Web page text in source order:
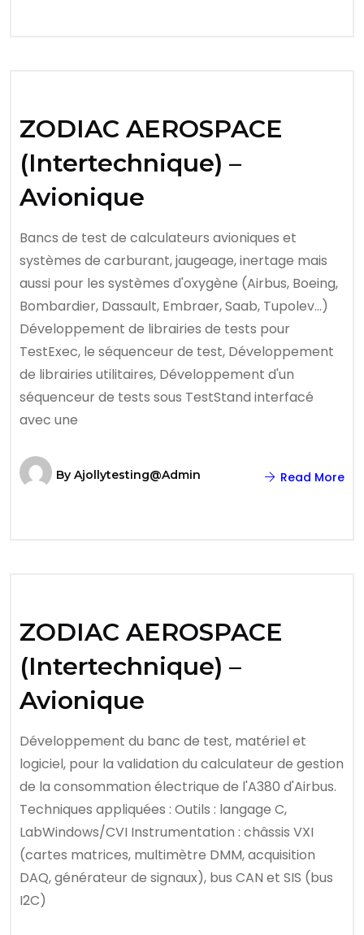
ZODIAC AEROSPACE
(Intertechnique) –
Avionique
Bancs de test de calculateurs avioniques et
systèmes de carburant, jaugeage, inertage mais
aussi pour les systèmes d'oxygène (Airbus, Boeing,
Bombardier, Dassault, Embraer, Saab, Tupolev…)
Développement de librairies de tests pour
TestExec, le séquenceur de test, Développement
de librairies utilitaires, Développement d'un
séquenceur de tests sous TestStand interfacé
avec une
By Ajollytesting@admin Read More
ZODIAC AEROSPACE
(Intertechnique) –
Avionique
Développement du banc de test, matériel et
logiciel, pour la validation du calculateur de gestion
de la consommation électrique de l'A380 d'Airbus.
Techniques appliquées : Outils : langage C,
LabWindows/CVI Instrumentation : châssis VXI
(cartes matrices, multimètre DMM, acquisition
DAQ, générateur de signaux), bus CAN et SIS (bus
I2C)